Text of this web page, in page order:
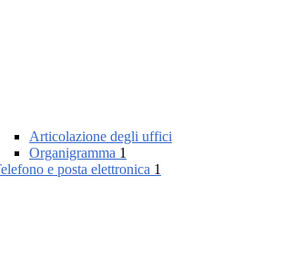
Articolazione degli uffici
Organigramma 1
e posta elettronica 1